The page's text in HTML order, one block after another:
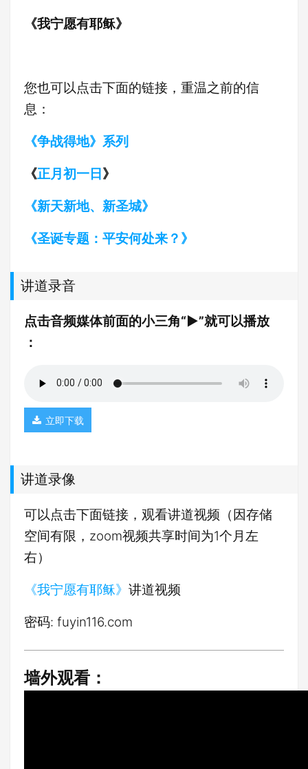
《我宁愿有耶稣》
您也可以点击下面的链接，重温之前的信
息：
《争战得地》系列
《正月初一日 》
《新天新地、新圣城》
《圣诞专题：平安何处来？》
讲道录音
点击音频媒体前面的小三角“►”就可以播放
：
立即下载
讲道录像
可以点击下面链接，观看讲道视频（因存储
空间有限，zoom视频共享时间为1个月左
右）
《我宁愿有耶稣》 讲道视频
密码: fuyin116.com
墙外观看：